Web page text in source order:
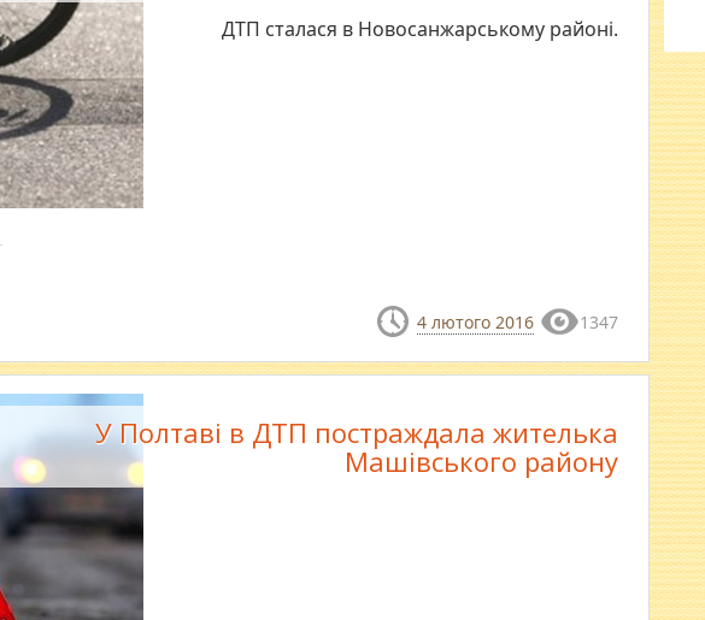
ДТП сталася в Новосанжарському районі.
4 лютого 2016 1347
У Полтаві в ДТП постраждала жителька
Машівського району